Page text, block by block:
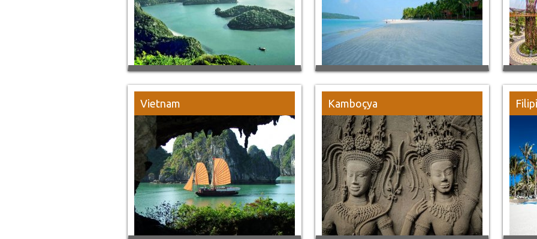
Vietnam Kamboçya